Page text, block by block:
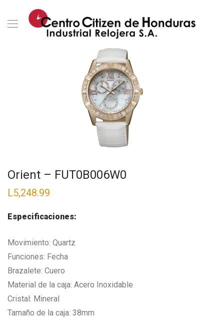
Orient – FUT0B006W0
L5,248.99
Especificaciones:
Movimiento: Quartz
Funciones: Fecha
Brazalete: Cuero
Material de la caja: Acero Inoxidable
Cristal: Mineral
Tamaño de la caja: 38mm